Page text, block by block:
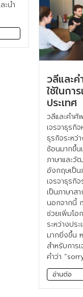
ะนำ
วลีและ
ใช้ในกา
ประเทศ
วลีและคำศั
เจรจาธุรกิ
ธุรกิจระหว่
ซ้อนมากขึ้
ภาษาและ
อังกฤษเป็น
เจรจาธุรกิ
เป็นภาษาส
นอกจากนี้
ช่วยเพิ่มโอ
ระหว่างปร
มากยิ่งขึ้น
สำหรับการ
คำว่า
อ่านต่อ